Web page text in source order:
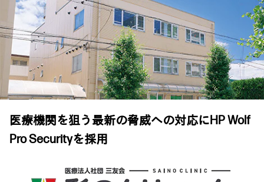
医療機関を狙う最新の脅威への対応にHP Wolf
Pro Securityを採用